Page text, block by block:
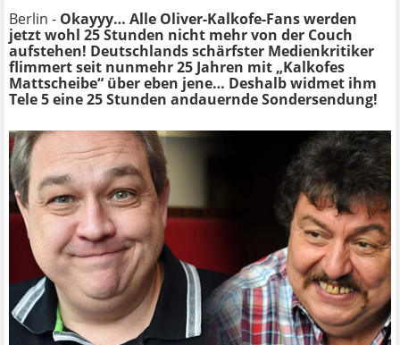
Berlin - Okayyy… Alle Oliver-Kalkofe-Fans werden
jetzt wohl 25 Stunden nicht mehr von der Couch
aufstehen! Deutschlands schärfster Medienkritiker
flimmert seit nunmehr 25 Jahren mit „Kalkofes
Mattscheibe“ über eben jene… Deshalb widmet ihm
Tele 5 eine 25 Stunden andauernde Sondersendung!